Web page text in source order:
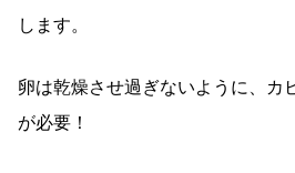
します。
卵は乾燥させ過ぎないように、カ
が必要！